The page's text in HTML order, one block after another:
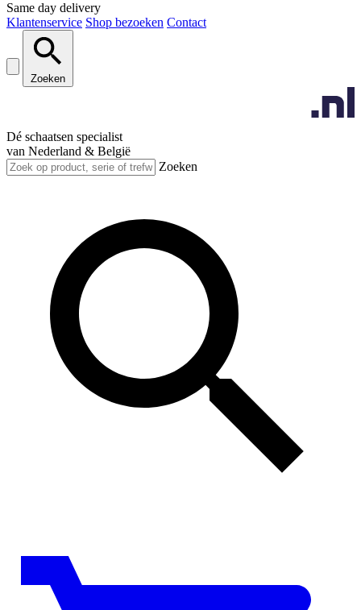
Same day delivery
Klantenservice Shop bezoeken Contact
Zoeken
Dé schaatsen specialist
van Nederland & België
Zoeken